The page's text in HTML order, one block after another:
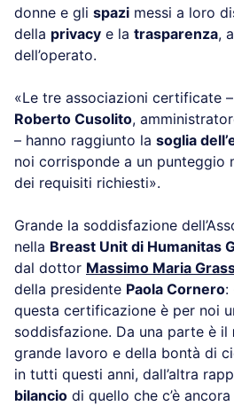
donne e gli spazi messi a loro
della privacy e la trasparenza,
dell’operato.
«Le tre associazioni certificate
Roberto Cusolito,
– hanno raggiunto la soglia
noi corrisponde a un punteggio
dei requisiti richiesti».
Grande la soddisfazione
nella Breast Unit di Humanitas
dal dottor Massimo Maria
della presidente Paola Cornero:
questa certificazione è per noi
soddisfazione. Da una parte è il
grande lavoro e della bontà di
in tutti questi anni, dall’altra
bilancio di quello che c’è